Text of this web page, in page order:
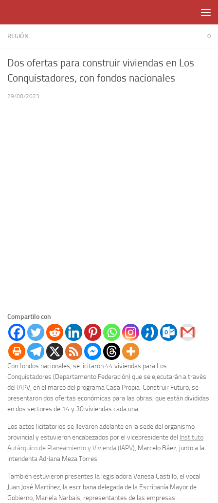
REGIÓN 0
Dos ofertas para construir viviendas en Los
Conquistadores, con fondos nacionales
29/08/2023
Compartilo con
Con fondos nacionales, se licitaron 44 viviendas para Los
Conquistadores (Departamento Federación) que se ejecutarán a través
del IAPV, en el marco del programa Casa Propia-Construir Futuro; se
presentaron dos ofertas económicas para las obras, que están divididas
en dos sectores de 14 y 30 viviendas cada una.
Los actos licitatorios se llevaron adelante en la sede del organismo
provincial y estuvieron encabezados por el vicepresidente del Instituto
Autárquico de Planeamiento y Vivienda (IAPV), Marcelo Báez, junto a la
intendenta Adriana Meza Torres.
También estuvieron presentes la legisladora Vanesa Castillo, el vocal
Juan José Martínez, la escribana delegada de la Escribanía Mayor de
Gobierno, Mariela Narbais, representantes de las empresas